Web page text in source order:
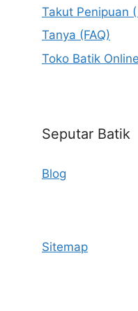
Takut Penipuan
Tanya (FAQ)
Toko Batik Online
Seputar Batik
Blog
Sitemap